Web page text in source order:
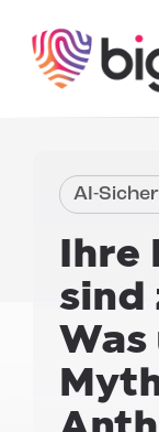
AI-
Ihre
sind
Was